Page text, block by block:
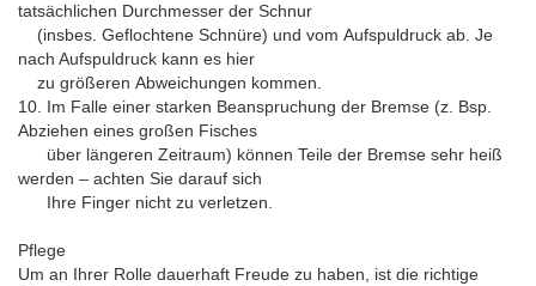
tatsächlichen Durchmesser der Schnur
(insbes. Geflochtene Schnüre) und vom Aufspuldruck ab. Je
nach Aufspuldruck kann es hier
zu größeren Abweichungen kommen.
10. Im Falle einer starken Beanspruchung der Bremse (z. Bsp.
Abziehen eines großen Fisches
über längeren Zeitraum) können Teile der Bremse sehr heiß
werden – achten Sie darauf sich
Ihre Finger nicht zu verletzen.
Pflege
Um an Ihrer Rolle dauerhaft Freude zu haben, ist die richtige